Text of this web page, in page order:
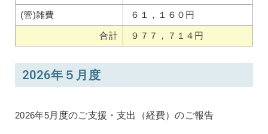
(管)雑費 ６１，１６０円
合計 ９７７，７１４円
2026年５月度
2026年5月度のご支援・支出（経費）のご報告